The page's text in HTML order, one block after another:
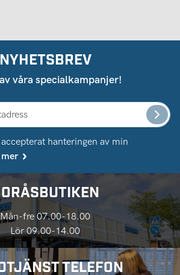
NYHETSBREV
våra specialkampanjer!
hanteringen av min
mer
Mån-fre 07.00-18.00
Lör 09.00-14.00
TELEFON